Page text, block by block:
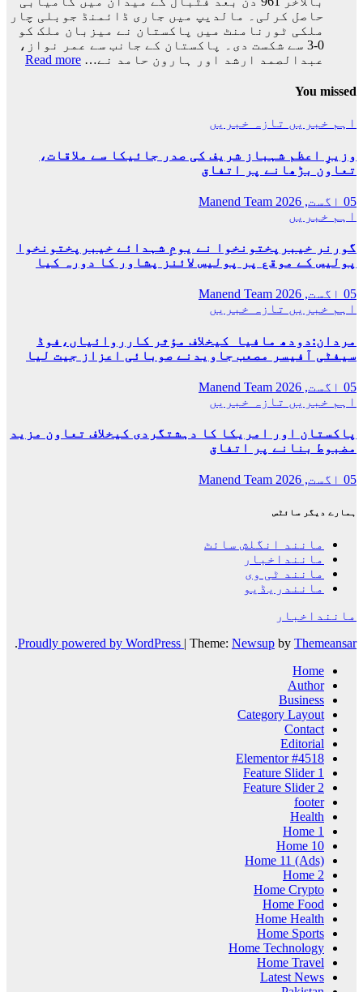
ہوگئی
حاصل کرلی۔ مالدیپ میں جاری ڈائمنڈ جوبلی چار
ملکی ٹورنامنٹ میں پاکستان نے میزبان ملک کو
0-3 سے شکست دی۔ پاکستان کے جانب سے عمر نواز،
عبدالصمد ارشد اور ہارون حامد نے… Read more
:
You missed
اہم خبریں تازہ خبریں
وزیرِ اعظم شہباز شریف کی صدر جائیکا سے ملاقات،
تعاون بڑھانے پر اتفاق
05 اگست, 2026
Manend Team
اہم خبریں
گورنر خیبرپختونخوا نے یومِ شہدائے خیبرپختونخوا
پولیس کے موقع پر پولیس لائنز پشاور کا دورہ کیا
05 اگست, 2026
Manend Team
اہم خبریں تازہ خبریں
مردان:دودھ مافیا کیخلاف مؤثر کارروائیاں،فوڈ
سیفٹی آفیسر مصعب جاویدنے صوبائی اعزاز جیت لیا
05 اگست, 2026
Manend Team
اہم خبریں تازہ خبریں
پاکستان اور امریکا کا دہشتگردی کیخلاف تعاون مزید
مضبوط بنانے پر اتفاق
05 اگست, 2026 Manend Team
ہمارے دیگر سائٹس
مانند انگلش سائٹ
ماننداخبار
مانند ٹی وی
مانندریڈیو
ماننداخبار
Proudly powered by WordPress | Theme: Newsup by Themeansar
.
Home
Author
Business
Category Layout
Contact
Editorial
Elementor #4518
Feature Slider 1
Feature Slider 2
footer
Health
Home 1
Home 10
Home 11 (Ads)
Home 2
Home Crypto
Home Food
Home Health
Home Sports
Home Technology
Home Travel
Latest News